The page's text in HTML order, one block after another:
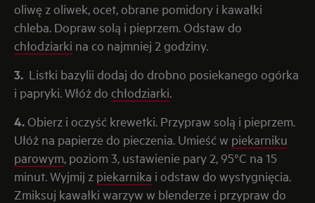
oliwę z oliwek, ocet, obrane pomidory i kawałki
chleba. Dopraw solą i pieprzem. Odstaw do
chłodziarki na co najmniej 2 godziny.
3. Listki bazylii dodaj do drobno posiekanego ogórka
i papryki. Włóż do chłodziarki.
4.Obierz i oczyść krewetki. Przypraw solą i pieprzem.
Ułóż na papierze do pieczenia. Umieść w piekarniku
parowym, poziom 3, ustawienie pary 2, 95°C na 15
minut. Wyjmij z piekarnika i odstaw do wystygnięcia.
Zmiksuj kawałki warzyw w blenderze i przypraw do